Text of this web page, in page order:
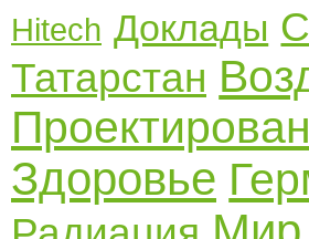
Hitech Доклады
Татарстан
Здоровье